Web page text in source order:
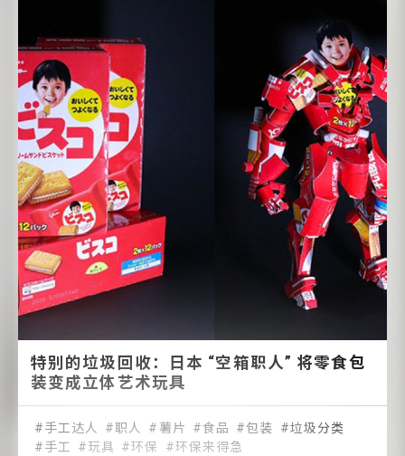
特别的垃圾回收：日本 “空箱职人” 将零食包
装变成立体艺术玩具
手工达人 职人 薯片 食品 包装
垃圾分类
手工
玩具 环保 环保来得急